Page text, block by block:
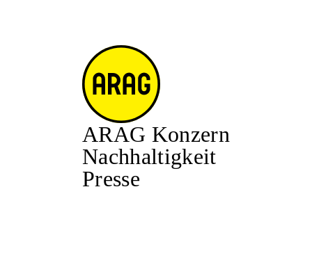
ARAG Konzern
Nachhaltigkeit
Presse